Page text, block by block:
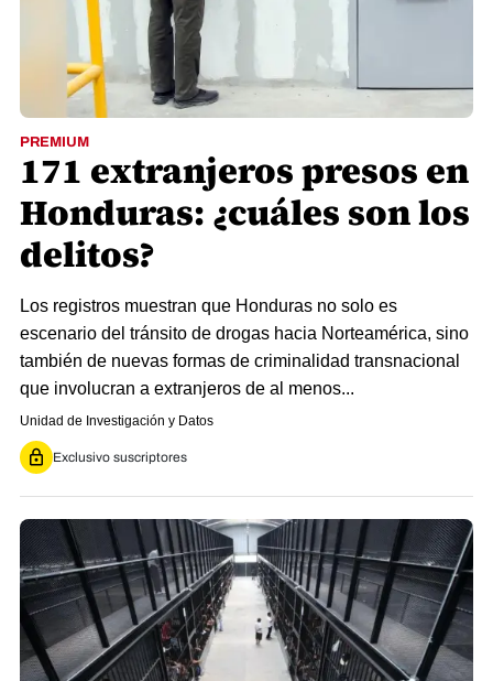
PREMIUM
171 extranjeros presos en
Honduras: ¿cuáles son los
delitos?
Los registros muestran que Honduras no solo es
escenario del tránsito de drogas hacia Norteamérica, sino
también de nuevas formas de criminalidad transnacional
que involucran a extranjeros de al menos...
Unidad de Investigación y Datos
Exclusivo suscriptores